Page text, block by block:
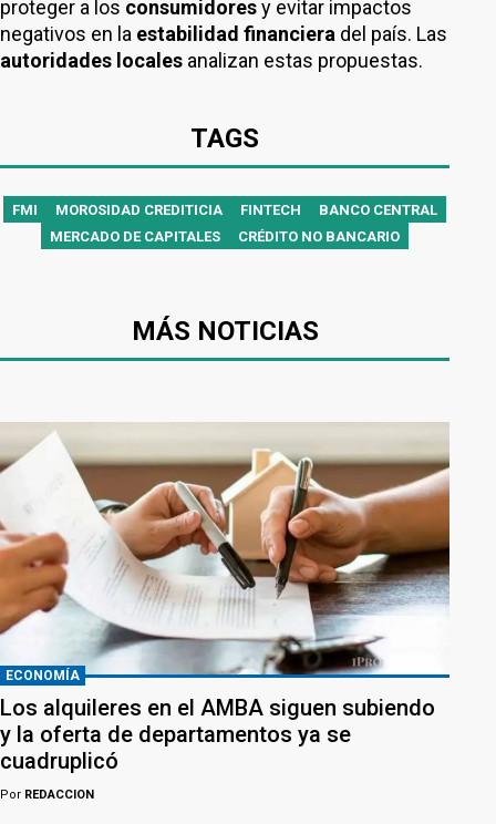
proteger a los consumidoresy evitar impactos
negativos en la estabilidad financiera del país. Las
autoridades locales analizan estas propuestas.
TAGS
FMI MOROSIDAD CREDITICIA FINTECH
BANCO CENTRAL
MERCADO DE CAPITALES
CRÉDITO NO BANCARIO
MÁS NOTICIAS
ECONOMÍA
Los alquileres en el AMBA siguen subiendo
y la oferta de departamentos ya se
cuadruplicó
Por REDACCION